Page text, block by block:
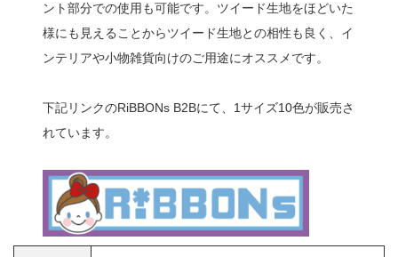
ント部分での使用も可能です。ツイード生地をほどいた
様にも見えることからツイード生地との相性も良く、イ
ンテリアや小物雑貨向けのご用途にオススメです。
下記リンクのRiBBONs B2Bにて、1サイズ10色が販売さ
れています。